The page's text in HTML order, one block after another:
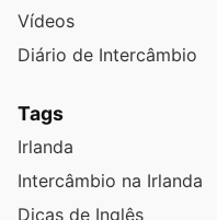
Vídeos
Diário de Intercâmbio
Tags
Irlanda
Intercâmbio na Irlanda
Dicas de Inglês